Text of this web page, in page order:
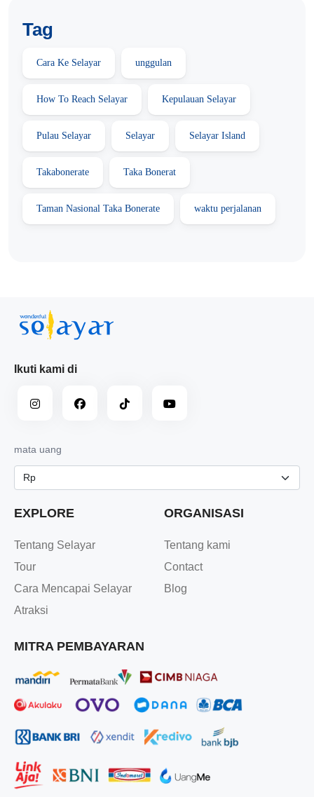
Tag
Cara Ke Selayar unggulan
How To Reach Selayar Kepulauan Selayar
Pulau Selayar Selayar Selayar Island
Takabonerate Taka Bonerat
Taman Nasional Taka Bonerate waktu perjalanan
Ikuti kami di
mata uang
EXPLORE
Tentang Selayar
Tour
Cara Mencapai Selayar
Atraksi
ORGANISASI
Tentang kami
Contact
Blog
MITRA PEMBAYARAN